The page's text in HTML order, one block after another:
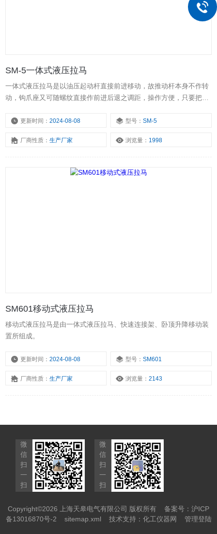
SM-5一体式液压拉马
一体式液压拉马是以油压起动杆直接前进移动，故推动杆本身不作转
动，钩爪座又可随螺纹直接作前进后退之调距，操作方便，只要把手
更新时间：2024-08-08 型号：SM-5
厂商性质：生产厂家 浏览量： 1998
SM601移动式液压拉马
移动式液压拉马是由一体式液压拉马、快速连接架、卧顶升降移动装
置所组成。
更新时间：2024-08-08 型号：SM601
厂商性质：生产厂家 浏览量：2143
微
信
扫
一
扫
微
信
扫
一
扫
Copyright©2026 上海天皋电气有限公司 版权所有 备案号：沪ICP
备13016870号-2
sitemap.xml 技术支持： 化工仪器网 管理登陆